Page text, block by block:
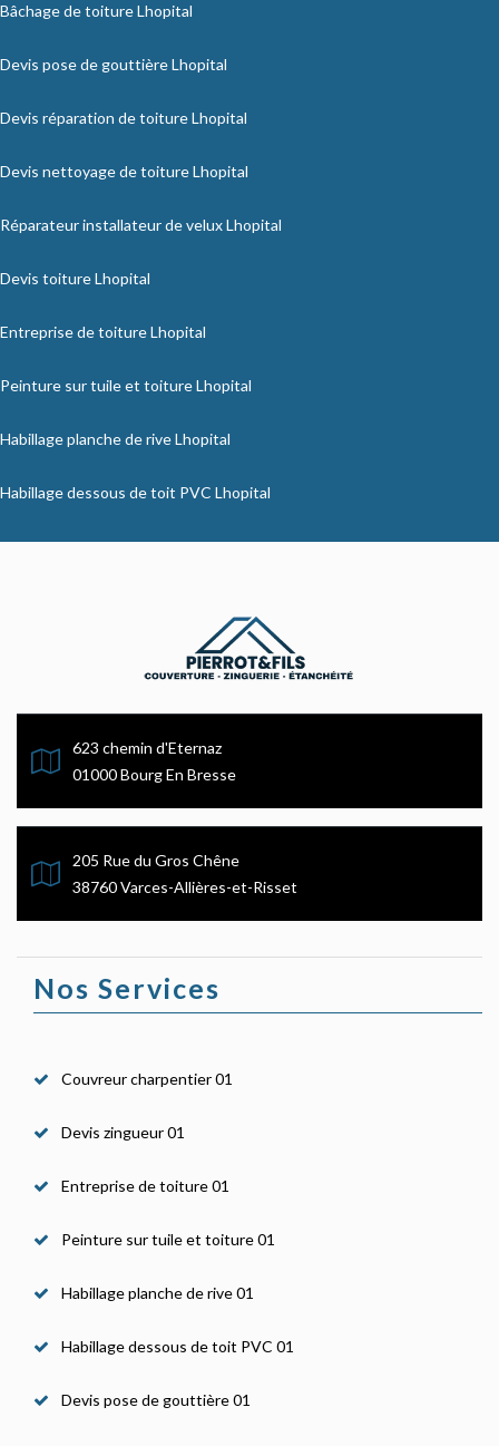
Bâchage de toiture Lhopital
Devis pose de gouttière Lhopital
Devis réparation de toiture Lhopital
Devis nettoyage de toiture Lhopital
Réparateur installateur de velux Lhopital
Devis toiture Lhopital
Entreprise de toiture Lhopital
Peinture sur tuile et toiture Lhopital
Habillage planche de rive Lhopital
Habillage dessous de toit PVC Lhopital
623 chemin d'Eternaz
01000 Bourg En Bresse
205 Rue du Gros Chêne
38760 Varces-Allières-et-Risset
Nos Services
Couvreur charpentier 01
Devis zingueur 01
Entreprise de toiture 01
Peinture sur tuile et toiture 01
Habillage planche de rive 01
Habillage dessous de toit PVC 01
Devis pose de gouttière 01